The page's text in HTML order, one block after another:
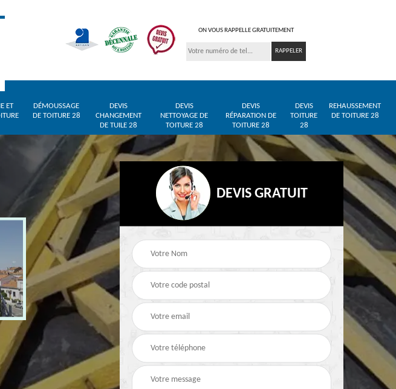
ON VOUS RAPPELLE GRATUITEMENT
ET
DÉMOUSSAGE
DE TOITURE 28
DEVIS
CHANGEMENT
DE TUILE 28
DEVIS
NETTOYAGE DE
TOITURE 28
DEVIS
RÉPARATION DE
TOITURE 28
DEVIS
TOITURE
28
REHAUSSEMENT
DE TOITURE 28
Devis zingueur 28
28
Pose de bâche et
bâchage de toiture 28
DEVIS GRATUIT